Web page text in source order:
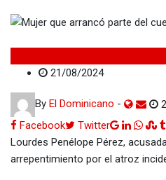
21/08/2024
By El Dominicano -
Facebook
Twitter Google+
Lourdes Penélope Pérez,
arrepentimiento por el atroz